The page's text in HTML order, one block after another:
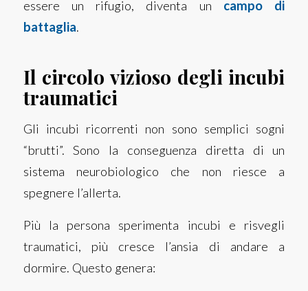
essere un rifugio, diventa un campo di
battaglia.
Il circolo vizioso degli incubi
traumatici
Gli incubi ricorrenti non sono semplici sogni
“brutti”. Sono la conseguenza diretta di un
sistema neurobiologico che non riesce a
spegnere l’allerta.
Più la persona sperimenta incubi e risvegli
traumatici, più cresce l’ansia di andare a
dormire. Questo genera: